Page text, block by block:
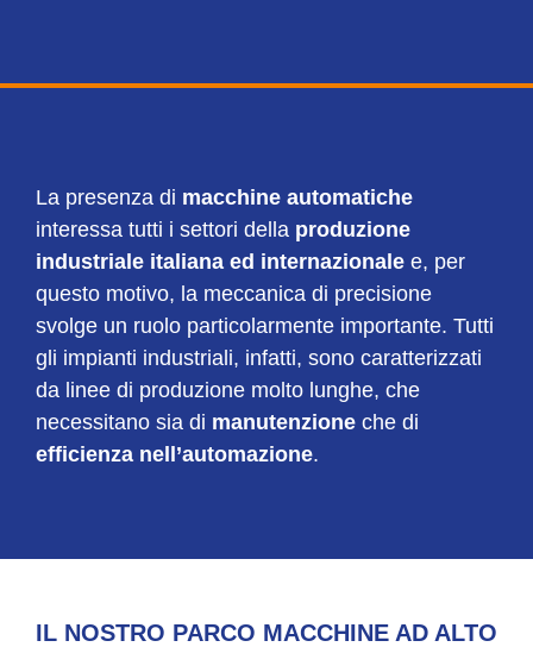
La presenza di macchine automatiche
interessa tutti i settori della produzione
industriale italiana ed internazionale e, per
questo motivo, la meccanica di precisione
svolge un ruolo particolarmente importante. Tutti
gli impianti industriali, infatti, sono caratterizzati
da linee di produzione molto lunghe, che
necessitano sia di manutenzione che di
efficienza nell’automazione.
IL NOSTRO PARCO MACCHINE AD ALTO